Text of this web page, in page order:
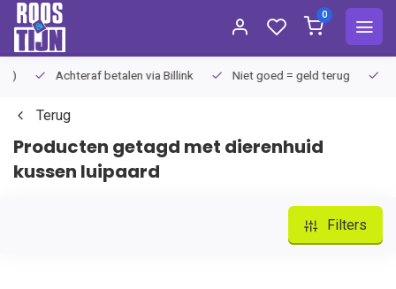
0
Achteraf betalen via Billink Niet goed = geld terug
Terug
Producten getagd met dierenhuid
kussen luipaard
Filters